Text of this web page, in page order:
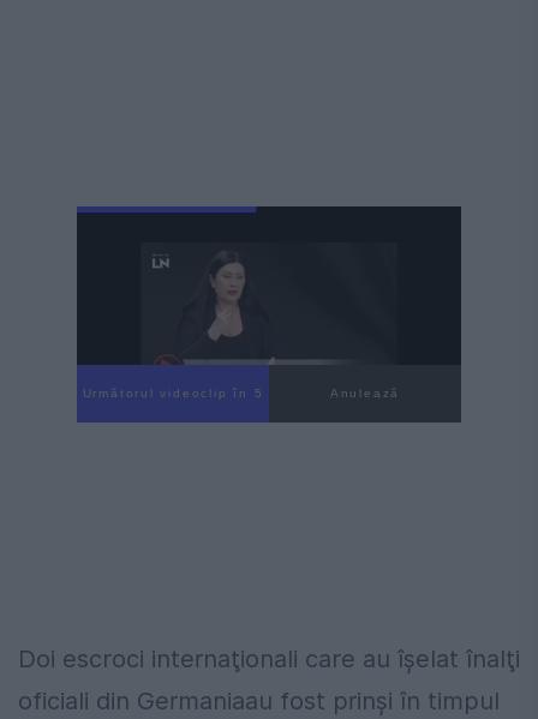
Următorul videoclip în 4 Anulează
Doi escroci internaţionali care au îşelat înalţi
oficiali din Germaniaau fost prinşi în timpul